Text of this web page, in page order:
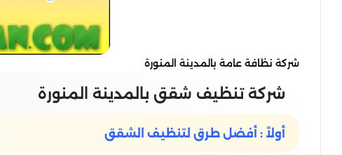
شركة نظافة عامة بالمدينة المنورة
شركة تنظيف شقق بالمدينة المنورة
أولاً : أفضل طرق لتنظيف الشقق